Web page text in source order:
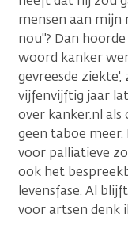
mensen aan mijn
nou"? Dan
woord kanker
gevreesde
vijfenvijftig jaar
over kanker.nl als
geen taboe
voor palliatieve
ook het
levensfase. Al
voor artsen denk